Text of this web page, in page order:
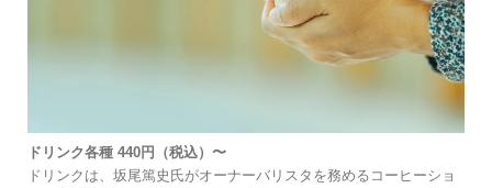
ドリンク各種 440円（税込）〜
ドリンクは、坂尾篤史⽒がオーナーバリスタを務めるコーヒーショ